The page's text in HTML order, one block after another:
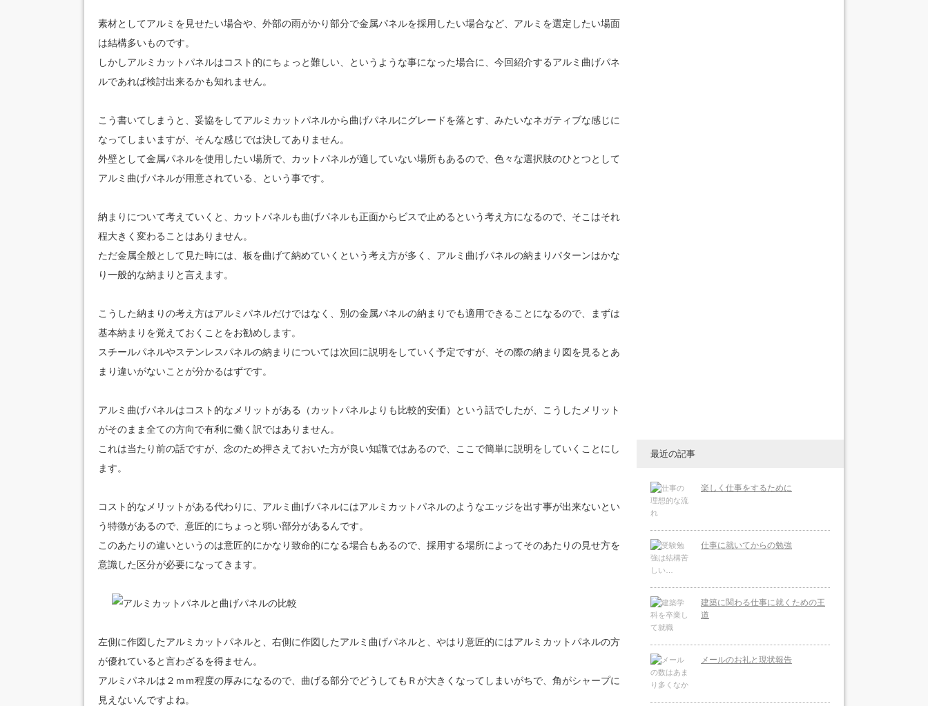
素材としてアルミを見せたい場合や、外部の雨がかり部分で金属パネルを採用したい場合など、アルミを選定したい場面
は結構多いものです。
しかしアルミカットパネルはコスト的にちょっと難しい、というような事になった場合に、今回紹介するアルミ曲げパネ
ルであれば検討出来るかも知れません。
こう書いてしまうと、妥協をしてアルミカットパネルから曲げパネルにグレードを落とす、みたいなネガティブな感じに
なってしまいますが、そんな感じでは決してありません。
外壁として金属パネルを使用したい場所で、カットパネルが適していない場所もあるので、色々な選択肢のひとつとして
アルミ曲げパネルが用意されている、という事です。
納まりについて考えていくと、カットパネルも曲げパネルも正面からビスで止めるという考え方になるので、そこはそれ
程大きく変わることはありません。
ただ金属全般として見た時には、板を曲げて納めていくという考え方が多く、アルミ曲げパネルの納まりパターンはかな
り一般的な納まりと言えます。
こうした納まりの考え方はアルミパネルだけではなく、別の金属パネルの納まりでも適用できることになるので、まずは
基本納まりを覚えておくことをお勧めします。
スチールパネルやステンレスパネルの納まりについては次回に説明をしていく予定ですが、その際の納まり図を見るとあ
まり違いがないことが分かるはずです。
アルミ曲げパネルはコスト的なメリットがある（カットパネルよりも比較的安価）という話でしたが、こうしたメリット
がそのまま全ての方向で有利に働く訳ではありません。
これは当たり前の話ですが、念のため押さえておいた方が良い知識ではあるので、ここで簡単に説明をしていくことにし
ます。
コスト的なメリットがある代わりに、アルミ曲げパネルにはアルミカットパネルのようなエッジを出す事が出来ないとい
う特徴があるので、意匠的にちょっと弱い部分があるんです。
このあたりの違いというのは意匠的にかなり致命的になる場合もあるので、採用する場所によってそのあたりの見せ方を
意識した区分が必要になってきます。
左側に作図したアルミカットパネルと、右側に作図したアルミ曲げパネルと、やはり意匠的にはアルミカットパネルの方
が優れていると言わざるを得ません。
アルミパネルは２ｍｍ程度の厚みになるので、曲げる部分でどうしてもＲが大きくなってしまいがちで、角がシャープに
見えないんですよね。
最近の記事
楽しく仕事をするために
仕事に就いてからの勉強
建築に関わる仕事に就くための王
道
メールのお礼と現状報告